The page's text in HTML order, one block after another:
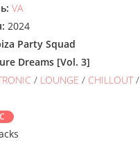
VA
2024
Party Squad
Dreams [Vol. 3]
/ LOUNGE / CHILLOUT/